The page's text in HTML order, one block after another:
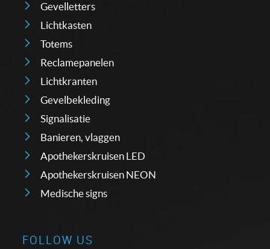
Gevelletters
Lichtkasten
Totems
Reclamepanelen
Lichtkranten
Gevelbekleding
Signalisatie
Banieren, vlaggen
Apothekerskruisen LED
Apothekerskruisen NEON
Medische signs
FOLLOW US